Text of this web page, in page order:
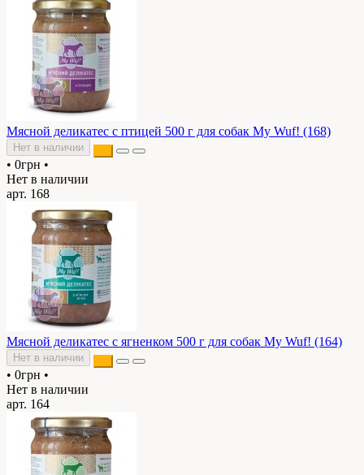
Мясной деликатес с птицей 500 г для собак My Wuf! (168)
Нет в наличии
• 0грн •
Нет в наличии
арт. 168
Мясной деликатес с ягненком 500 г для собак My Wuf! (164)
Нет в наличии
• 0грн •
Нет в наличии
арт. 164